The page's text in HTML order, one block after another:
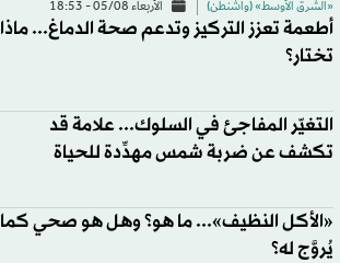
«الشرق الأوسط» (واشنطن) الأربعاء 05/08 - 18:53
أطعمة تعزز التركيز وتدعم صحة الدماغ... ماذا
تختار؟
التغيّر المفاجئ في السلوك... علامة قد
تكشف عن ضربة شمس مهدِّدة للحياة
«الأكل النظيف»... ما هو؟ وهل هو صحي كما
يُروَّج له؟